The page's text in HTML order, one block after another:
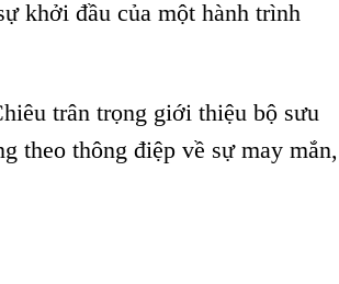
khởi đầu của một hành trình
trân trọng giới thiệu bộ sưu
theo thông điệp về sự may mắn,